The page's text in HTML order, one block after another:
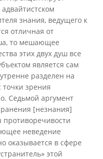
знания, ведущего к
отличная от
то мешающее
этих двух душ все
является сам
разделен на
точки зрения
Седьмой аргумент
[незнания]
противоречивости
неведение
оказывается в сфере
этой